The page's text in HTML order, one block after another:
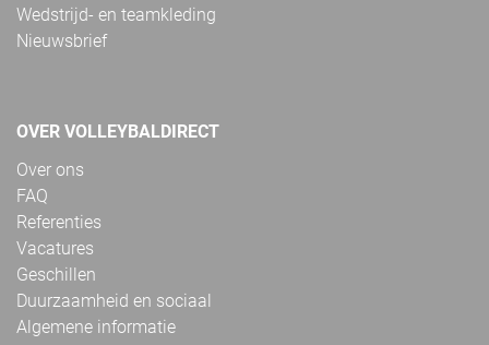
Wedstrijd- en teamkleding
Nieuwsbrief
OVER VOLLEYBALDIRECT
Over ons
FAQ
Referenties
Vacatures
Geschillen
Duurzaamheid en sociaal
Algemene informatie